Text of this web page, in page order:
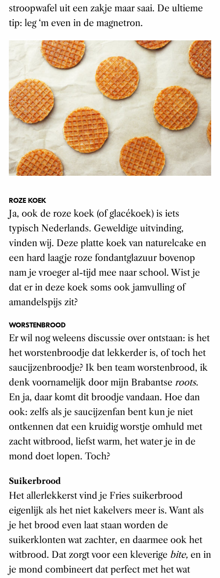
stroopwafel uit een zakje maar saai. De ultieme
tip: leg ‘m even in de magnetron.
ROZE KOEK
Ja, ook de roze koek (of glacékoek) is iets
typisch Nederlands. Geweldige uitvinding,
vinden wij. Deze platte koek van naturelcake en
een hard laagje roze fondantglazuur bovenop
nam je vroeger al-tijd mee naar school. Wist je
dat er in deze koek soms ook jamvulling of
amandelspijs zit?
WORSTENBROOD
Er wil nog weleens discussie over ontstaan: is het
het worstenbroodje dat lekkerder is, of toch het
saucijzenbroodje? Ik ben team worstenbrood, ik
denk voornamelijk door mijn Brabantse roots.
En ja, daar komt dit broodje vandaan. Hoe dan
ook: zelfs als je saucijzenfan bent kun je niet
ontkennen dat een kruidig worstje omhuld met
zacht witbrood, liefst warm, het water je in de
mond doet lopen. Toch?
Suikerbrood
Het allerlekkerst vind je Fries suikerbrood
eigenlijk als het niet kakelvers meer is. Want als
je het brood even laat staan worden de
suikerklonten wat zachter, en daarmee ook het
witbrood. Dat zorgt voor een kleverige bite, en in
je mond combineert dat perfect met het wat